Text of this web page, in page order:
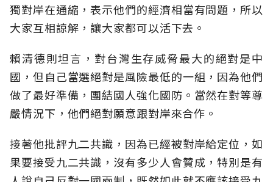
獨對岸在通縮，表示他們的經濟相當有問題，所以
大家互相諒解，讓大家都可以活下去。
賴清德則坦言，對台灣生存威脅最大的絕對是中
國，但自己當選絕對是風險最低的一組，因為他們
做了最好準備，團結國人強化國防。當然在對等尊
嚴情況下，他們絕對願意跟對岸來合作。
接著他批評九二共識，因為已經被對岸給定位，如
果要接受九二共識，沒有多少人會贊成，特別是有